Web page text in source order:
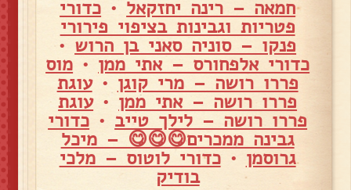
חמאה – רינה יחזקאל • כדורי
פטריות וגבינות בציפוי פירורי
פנקו – סוניה סאני בן הרוש •
כדורי אלפחורס – אתי ממן • מוס
פררו רושה – מרי קוגן •עוגת
פררו רושה – אתי ממן •עוגת
פררו רושה – לילך טייב • כדורי
גבינה ממכרים😋😋😋 – מיכל
גרוסמן •כדורי לוטוס – מלכי
בודיק